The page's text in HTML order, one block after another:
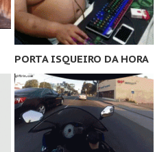
PORTA ISQUEIRO DA HORA